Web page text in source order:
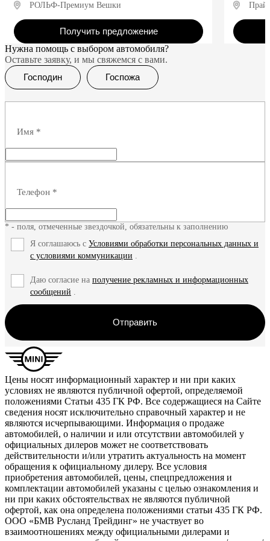
РОЛЬФ-Премиум Вешки
Получить предложение
Нужна помощь с выбором автомобиля?
Оставьте заявку, и мы свяжемся с вами.
Господин
Госпожа
Имя *
Телефон *
* - поля, отмеченные звездочкой, обязательны к заполнению
Я соглашаюсь с Условиями обработки персональных данных и
с условиями коммуникации
Даю согласие на получение рекламных и информационных
сообщений
Отправить
Цены носят информационный характер и ни при каких
условиях не являются публичной офертой, определяемой
положениями Статьи 435 ГК РФ. Все содержащиеся на Сайте
сведения носят исключительно справочный характер и не
являются исчерпывающими. Информация о продаже
автомобилей, о наличии и или отсутствии автомобилей у
официальных дилеров может не соответствовать
действительности и/или утратить актуальность на момент
обращения к официальному дилеру. Все условия
приобретения автомобилей, цены, спецпредложения и
комплектации автомобилей указаны с целью ознакомления и
ни при каких обстоятельствах не являются публичной
офертой, как она определена положениями статьи 435 ГК РФ.
ООО «БМВ Русланд Трейдинг» не участвует во
взаимоотношениях между официальными дилерами и